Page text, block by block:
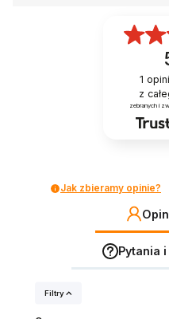
1
z
zebranych i
Jak zbieramy opinie?
Pytania
Filtry